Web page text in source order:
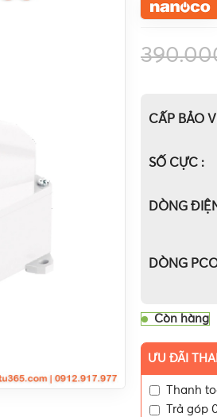
CẤP BẢO
SỐ CỰC
DÒNG
DÒNG
Còn hàng
ƯU ĐÃI
Thanh
Trả